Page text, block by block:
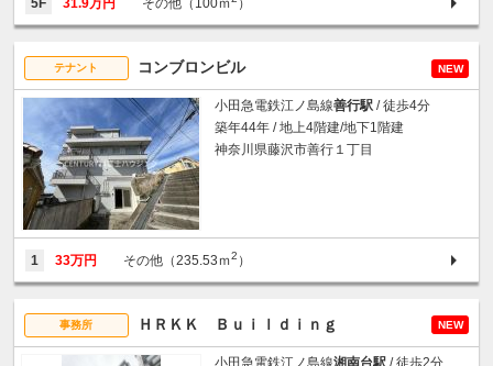
5F 31.9万円 その他（100ｍ ）
テナント コンブロンビル NEW
小田急電鉄江ノ島線善行駅 / 徒歩4分
築年44年 / 地上4階建/地下1階建
神奈川県藤沢市善行１丁目
1 33万円 その他（235.53ｍ2 ）
事務所 ＨＲＫＫ Ｂｕｉｌｄｉｎｇ NEW
小田急電鉄江ノ島線湘南台駅 / 徒歩2分